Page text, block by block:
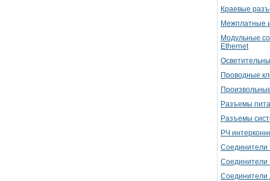
Краевые
Межплатные
Модульные
Ethernet
Проводные
Разъемы
Разъемы
РЧ
Соединители
Соединители
Соединители